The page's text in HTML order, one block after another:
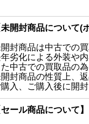
未開封商品について(
封商品は中古での
劣化による外装や
た中古での買取品の
封商品の性質上、
購入、ご購入後に開
セール商品について】